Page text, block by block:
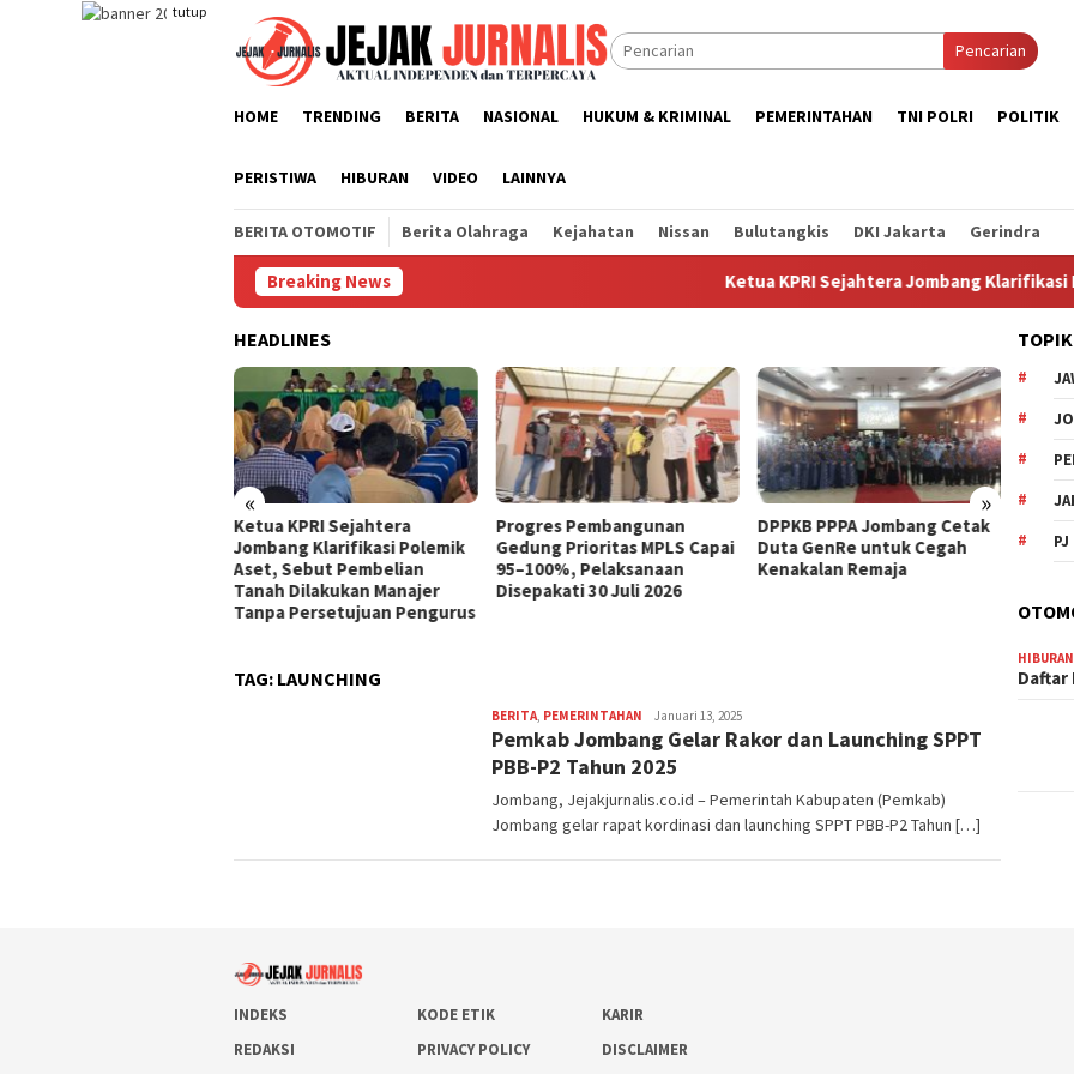
tutup
Pencarian
HOME TRENDING BERITA NASIONAL HUKUM & KRIMINAL PEMERINTAHAN TNI POLRI POLITIK
PERISTIWA HIBURAN VIDEO LAINNYA
BERITA OTOMOTIF Berita Olahraga Kejahatan Nissan Bulutangkis DKI Jakarta Gerindra
Breaking News Ketua KPRI Sejahtera Jombang Klarifikasi
HEADLINES
« »
Ketua KPRI Sejahtera
Jombang Klarifikasi Polemik
Aset, Sebut Pembelian
Tanah Dilakukan Manajer
Tanpa Persetujuan Pengurus
Progres Pembangunan
Gedung Prioritas MPLS Capai
95–100%, Pelaksanaan
Disepakati 30 Juli 2026
DPPKB PPPA Jombang Cetak
Duta GenRe untuk Cegah
Kenakalan Remaja
TAG: LAUNCHING
BERITA, PEMERINTAHAN adminjejak
Januari 13, 2025
Pemkab Jombang Gelar Rakor dan Launching SPPT
PBB-P2 Tahun 2025
Jombang, Jejakjurnalis.co.id – Pemerintah Kabupaten (Pemkab)
Jombang gelar rapat kordinasi dan launching SPPT PBB-P2 Tahun […]
HIBURAN
Daftar
INDEKS KODE ETIK
KARIR
REDAKSI
PRIVACY POLICY
DISCLAIMER